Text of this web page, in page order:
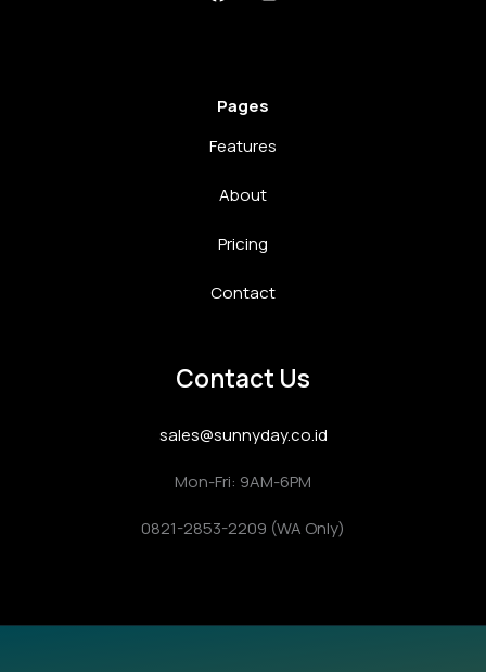
Pages
Features
About
Pricing
Contact
Contact Us
sales@sunnyday.co.id
Mon-Fri: 9AM-6PM
0821-2853-2209 (WA Only)